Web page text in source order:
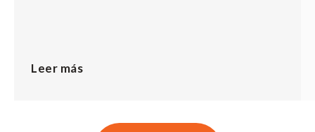
Leer más